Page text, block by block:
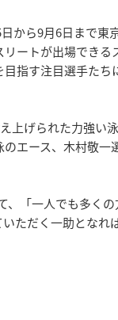
から9月6日まで東
ートが出場できる
指す注目選手たち
上げられた力強い
エース、木村敬一
、「一人でも多く
ただく一助となれ